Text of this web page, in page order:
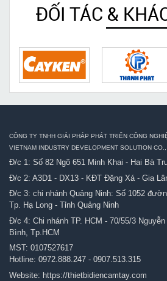
ĐỐI TÁC &
CÔNG TY TNHH GIẢI PHÁP PHÁT TRIỂN CÔNG
VIETNAM INDUSTRY DEVELOPMENT SOLUTION CO.,
Đ/c 1: Số 82 Ngõ 651 Minh Khai - Hai Bà
Đ/c 2: A3D1 - DX13 - KĐT Đặng Xá - Gia
Đ/c 3: chi nhánh Quảng Ninh: Số 1052
Tp. Hạ Long - Tỉnh Quảng Ninh
Đ/c 4: Chi nhánh TP. HCM - 70/55/3
Bình, Tp.HCM
MST: 0107527617
Hotline: 0972.888.247 - 0907.513.315
Website: https://thietbidiencamtay.com